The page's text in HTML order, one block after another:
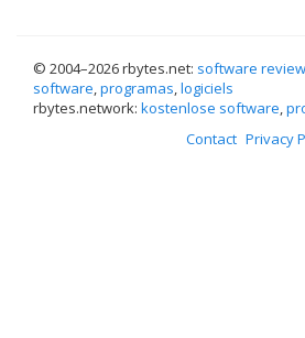
© 2004–2026 rbytes.net: software
software,programas,logiciels
rbytes.network: kostenlose software,
Contact Privacy